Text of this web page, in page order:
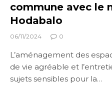
commune avec le
Hodabalo
06/11/2024 0
L’aménagement des
de vie agréable et
sujets sensibles pour la…